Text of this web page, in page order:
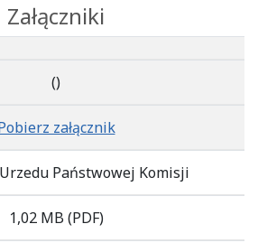
Załączniki
()
załącznik
Państwowej Komisji
1,02 MB (PDF)